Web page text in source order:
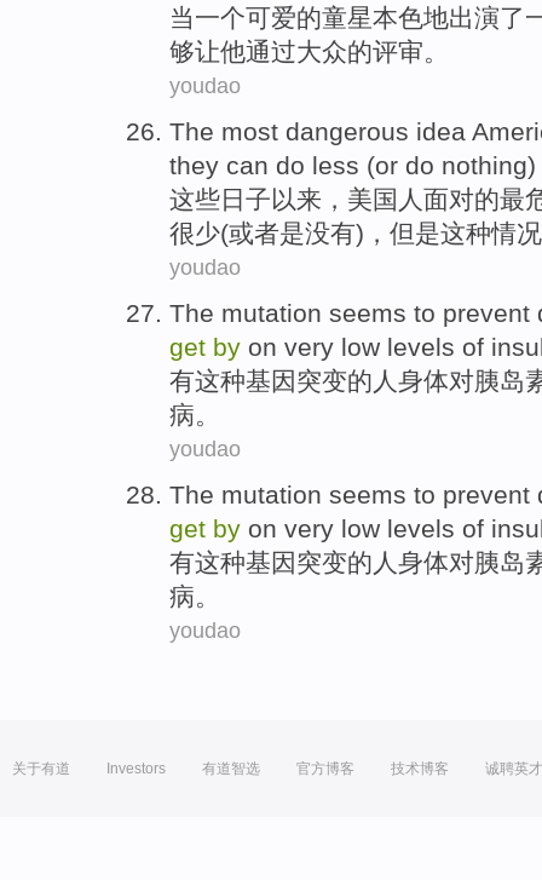
当一个可爱的童星本色地出演了
够让他通过大众的评审。
youdao
The most dangerous idea
they can do less (or do nothing)
这些日子以来 ， 美国人 面对的最
很少(或者是没有)， 但是这种情
youdao
The mutation seems to prevent
get by on very low levels of
有这种基因突变的 人 身体对胰岛
病。
youdao
The mutation seems to prevent
get by on very low levels of
有这种基因突变的 人 身体对胰岛
病 。
youdao
关于有道 Investors 有道智选 官方博客 技术博客 诚聘英才